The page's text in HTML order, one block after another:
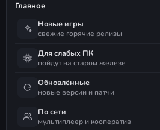
Главное
Новые игры
свежие горячие релизы
Для слабых ПК
пойдут на старом железе
Обновлённые
новые версии и патчи
По сети
мультиплеер и кооператив